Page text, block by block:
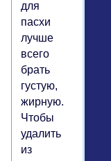
для
пасхи
лучше
всего
брать
густую,
жирную.
Чтобы
удалить
из